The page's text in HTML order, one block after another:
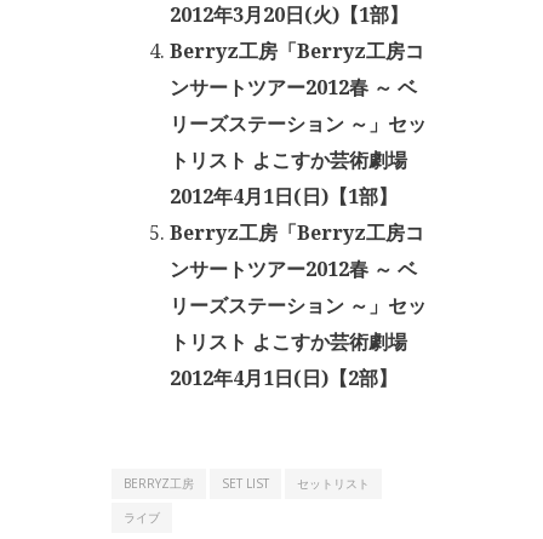
2012年3月20日(火)【1部】
Berryz工房「Berryz工房コ
ンサートツアー2012春 ～ ベ
リーズステーション ～」セッ
トリスト よこすか芸術劇場
2012年4月1日(日)【1部】
Berryz工房「Berryz工房コ
ンサートツアー2012春 ～ ベ
リーズステーション ～」セッ
トリスト よこすか芸術劇場
2012年4月1日(日)【2部】
BERRYZ工房 SET LIST
セットリスト
ライブ